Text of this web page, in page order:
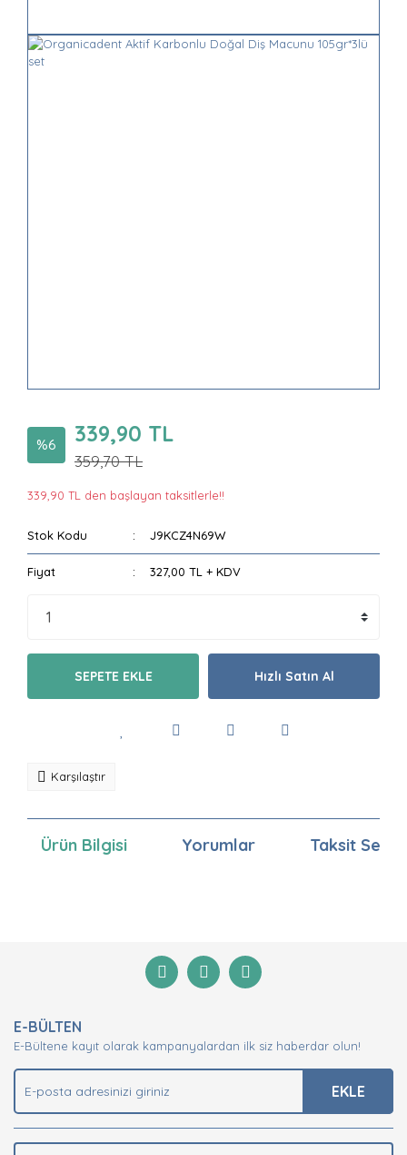
%6 339,90 TL
359,70 TL
339,90 TL den başlayan taksitlerle!!
Stok Kodu J9KCZ4N69W
Fiyat 327,00 TL + KDV
SEPETE EKLE Hızlı Satın Al
Karşılaştır
Ürün Bilgisi Yorumlar Taksit
Yorum Yaz
Görüş ve önerileriniz için teşekkür ederiz.
Ürün açıklamasında eksik bilgiler bulunuyor.
Ürün bilgilerinde hatalar bulunuyor.
E-BÜLTEN
E-Bültene kayıt olarak kampanyalardan ilk siz haberdar olun!
EKLE